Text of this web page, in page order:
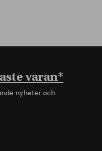
varan*
nyheter och